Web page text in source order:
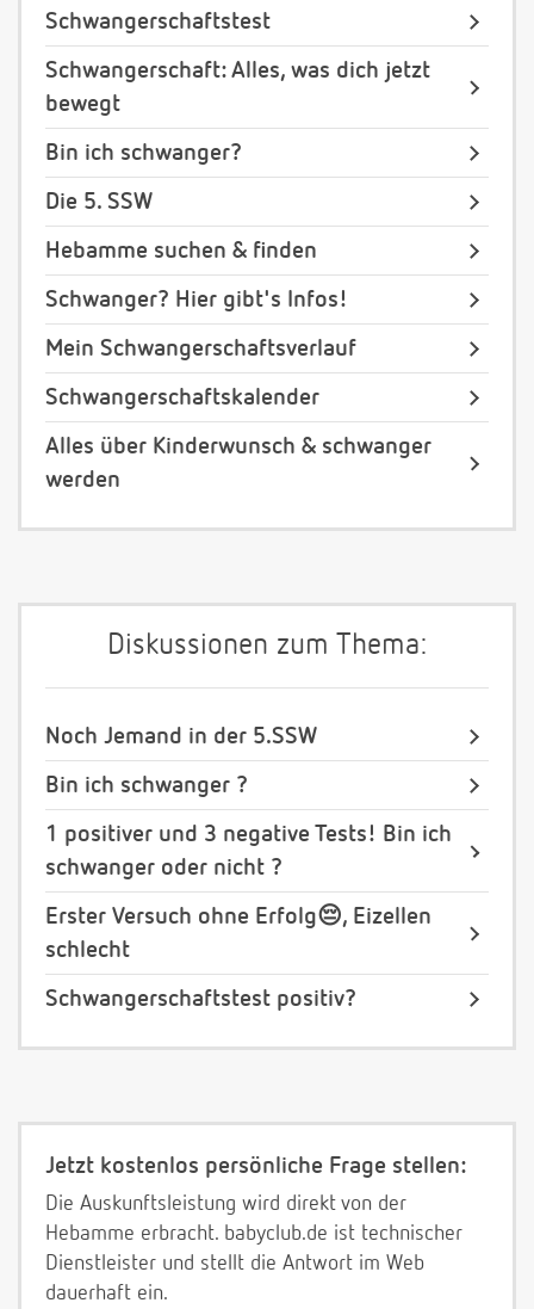
Schwangerschaftstest
Schwangerschaft: Alles, was dich jetzt
bewegt
Bin ich schwanger?
Die 5. SSW
Hebamme suchen & finden
Schwanger? Hier gibt's Infos!
Mein Schwangerschaftsverlauf
Schwangerschaftskalender
Alles über Kinderwunsch & schwanger
werden
Diskussionen zum Thema:
Noch Jemand in der 5.SSW
Bin ich schwanger ?
1 positiver und 3 negative Tests! Bin ich
schwanger oder nicht ?
Erster Versuch ohne Erfolg😔, Eizellen
schlecht
Schwangerschaftstest positiv?
Jetzt kostenlos persönliche Frage stellen:
Die Auskunftsleistung wird direkt von der
Hebamme erbracht. babyclub.de ist technischer
Dienstleister und stellt die Antwort im Web
dauerhaft ein.